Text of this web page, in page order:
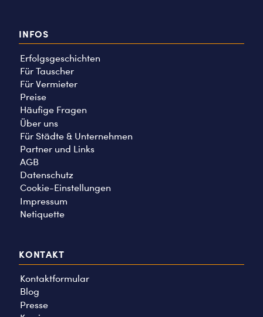
INFOS
Erfolgsgeschichten
Für Tauscher
Für Vermieter
Preise
Häufige Fragen
Über uns
Für Städte & Unternehmen
Partner und Links
AGB
Datenschutz
Cookie-Einstellungen
Impressum
Netiquette
KONTAKT
Kontaktformular
Blog
Presse